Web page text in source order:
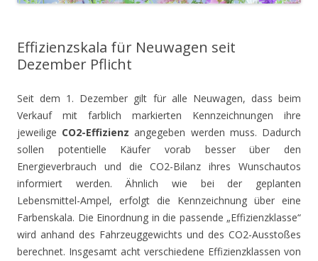
Effizienzskala für Neuwagen seit
Dezember Pflicht
Seit dem 1. Dezember gilt für alle Neuwagen, dass beim
Verkauf mit farblich markierten Kennzeichnungen ihre
jeweilige CO2-Effizienz angegeben werden muss. Dadurch
sollen potentielle Käufer vorab besser über den
Energieverbrauch und die CO2-Bilanz ihres Wunschautos
informiert werden. Ähnlich wie bei der geplanten
Lebensmittel-Ampel, erfolgt die Kennzeichnung über eine
Farbenskala. Die Einordnung in die passende „Effizienzklasse“
wird anhand des Fahrzeuggewichts und des CO2-Ausstoßes
berechnet. Insgesamt acht verschiedene Effizienzklassen von